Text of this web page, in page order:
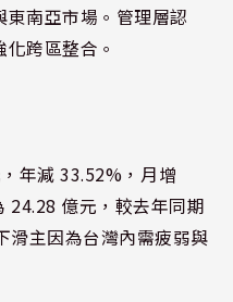
東南亞市場。管理層認
跨區整合。
年減 33.52%，月增
24.28 億元，較去年同期
滑主因為台灣內需疲弱與